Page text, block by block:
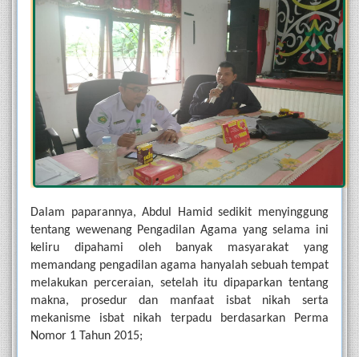
Dalam paparannya, Abdul Hamid sedikit menyinggung
tentang wewenang Pengadilan Agama yang selama ini
keliru dipahami oleh banyak masyarakat yang
memandang pengadilan agama hanyalah sebuah tempat
melakukan perceraian, setelah itu dipaparkan tentang
makna, prosedur dan manfaat isbat nikah serta
mekanisme isbat nikah terpadu berdasarkan Perma
Nomor 1 Tahun 2015;